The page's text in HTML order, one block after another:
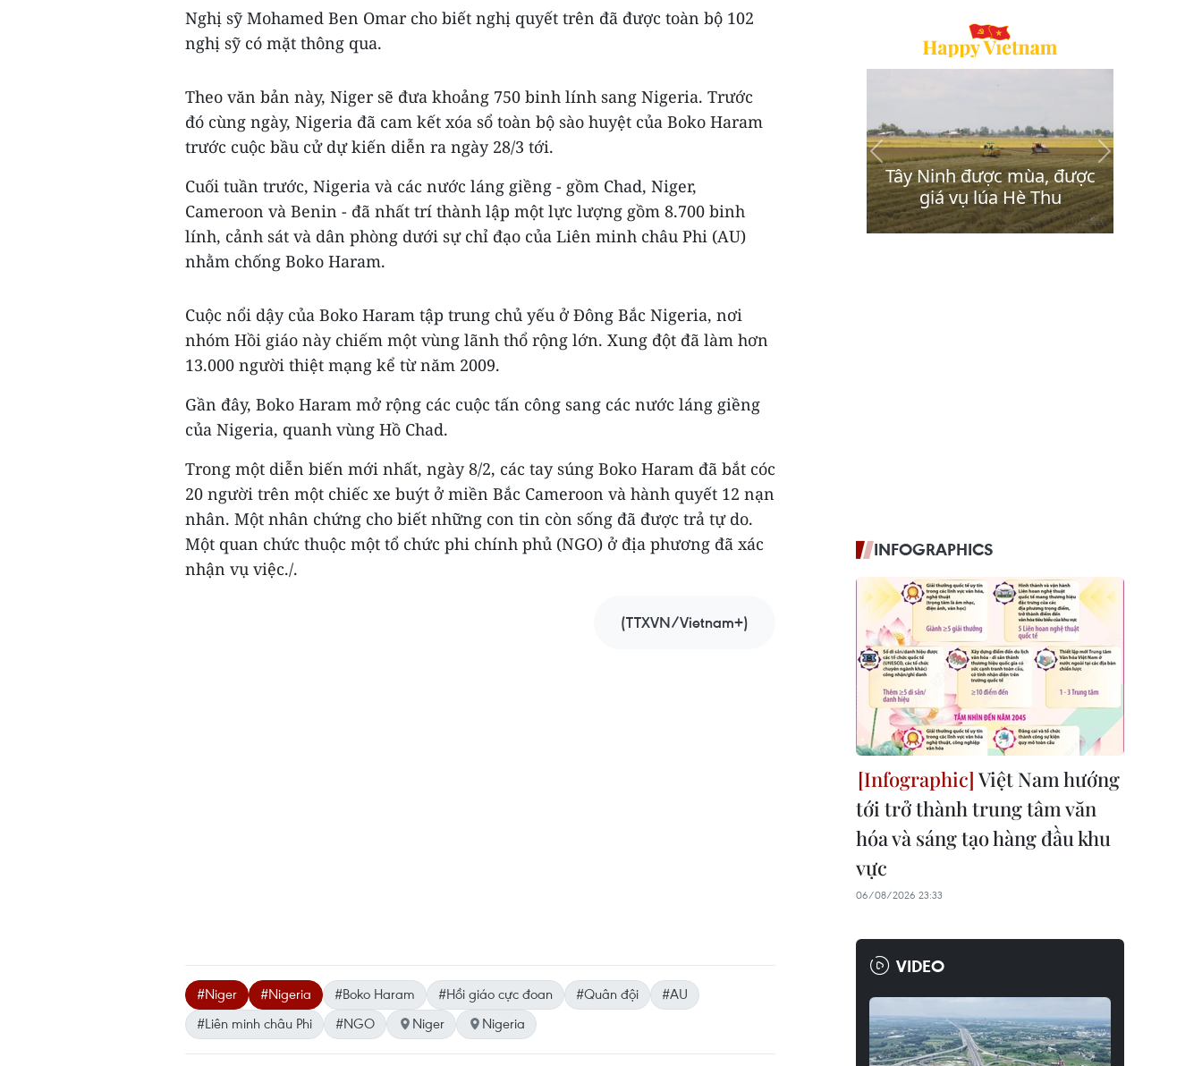
Nghị sỹ Mohamed Ben Omar cho biết nghị quyết trên đã được toàn bộ 102
nghị sỹ có mặt thông qua.
Theo văn bản này, Niger sẽ đưa khoảng 750 binh lính sang Nigeria. Trước
đó cùng ngày, Nigeria đã cam kết xóa sổ toàn bộ sào huyệt của Boko Haram
trước cuộc bầu cử dự kiến diễn ra ngày 28/3 tới.
Cuối tuần trước, Nigeria và các nước láng giềng - gồm Chad, Niger,
Cameroon và Benin - đã nhất trí thành lập một lực lượng gồm 8.700 binh
lính, cảnh sát và dân phòng dưới sự chỉ đạo của Liên minh châu Phi (AU)
nhằm chống Boko Haram.
Cuộc nổi dậy của Boko Haram tập trung chủ yếu ở Đông Bắc Nigeria, nơi
nhóm Hồi giáo này chiếm một vùng lãnh thổ rộng lớn. Xung đột đã làm hơn
13.000 người thiệt mạng kể từ năm 2009.
Gần đây, Boko Haram mở rộng các cuộc tấn công sang các nước láng giềng
của Nigeria, quanh vùng Hồ Chad.
Trong một diễn biến mới nhất, ngày 8/2, các tay súng Boko Haram đã bắt cóc
20 người trên một chiếc xe buýt ở miền Bắc Cameroon và hành quyết 12 nạn
nhân. Một nhân chứng cho biết những con tin còn sống đã được trả tự do.
Một quan chức thuộc một tổ chức phi chính phủ (NGO) ở địa phương đã xác
nhận vụ việc./.
(TTXVN/Vietnam+)
#Niger #Nigeria #Boko Haram #Hồi giáo cực đoan #Quân đội
#AU
#Liên minh châu Phi
#NGO Niger Nigeria
INFOGRAPHICS
Việt Nam hướng
tới trở thành trung tâm văn
hóa và sáng tạo hàng đầu khu
vực
06/08/2026 23:33
VIDEO